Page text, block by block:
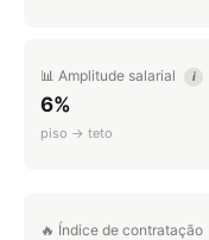
📊 Amplitude salarial i
6%
piso → teto
🔥 Índice de contratação